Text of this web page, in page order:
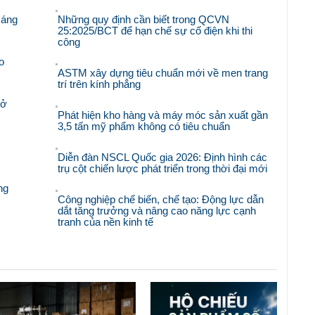
Những quy định cần biết trong QCVN
25:2025/BCT để hạn chế sự cố điện khi thi
công
ASTM xây dựng tiêu chuẩn mới về men trang
trí trên kính phẳng
Phát hiện kho hàng và máy móc sản xuất gần
3,5 tấn mỹ phẩm không có tiêu chuẩn
Diễn đàn NSCL Quốc gia 2026: Định hình các
trụ cột chiến lược phát triển trong thời đại mới
Công nghiệp chế biến, chế tạo: Động lực dẫn
dắt tăng trưởng và nâng cao năng lực cạnh
tranh của nền kinh tế